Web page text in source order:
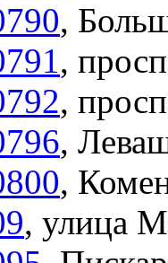
,
,
,
,
,
, улица